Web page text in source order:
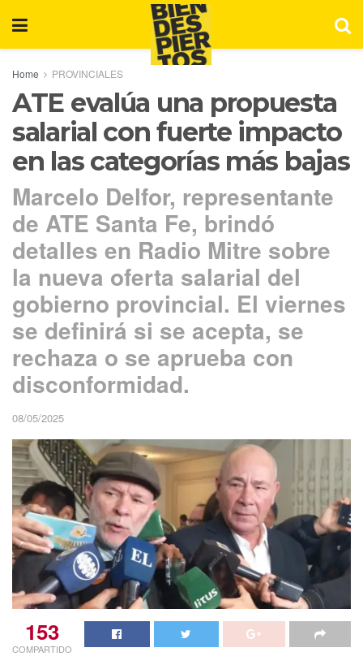
Home PROVINCIALES
ATE evalúa una propuesta
salarial con fuerte impacto
en las categorías más bajas
Marcelo Delfor, representante
de ATE Santa Fe, brindó
detalles en Radio Mitre sobre
la nueva oferta salarial del
gobierno provincial. El viernes
se definirá si se acepta, se
rechaza o se aprueba con
disconformidad.
08/05/2025
153
COMPARTIDO